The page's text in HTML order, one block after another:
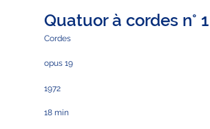
Quatuor à cordes n° 1
Cordes
opus 19
1972
18 min